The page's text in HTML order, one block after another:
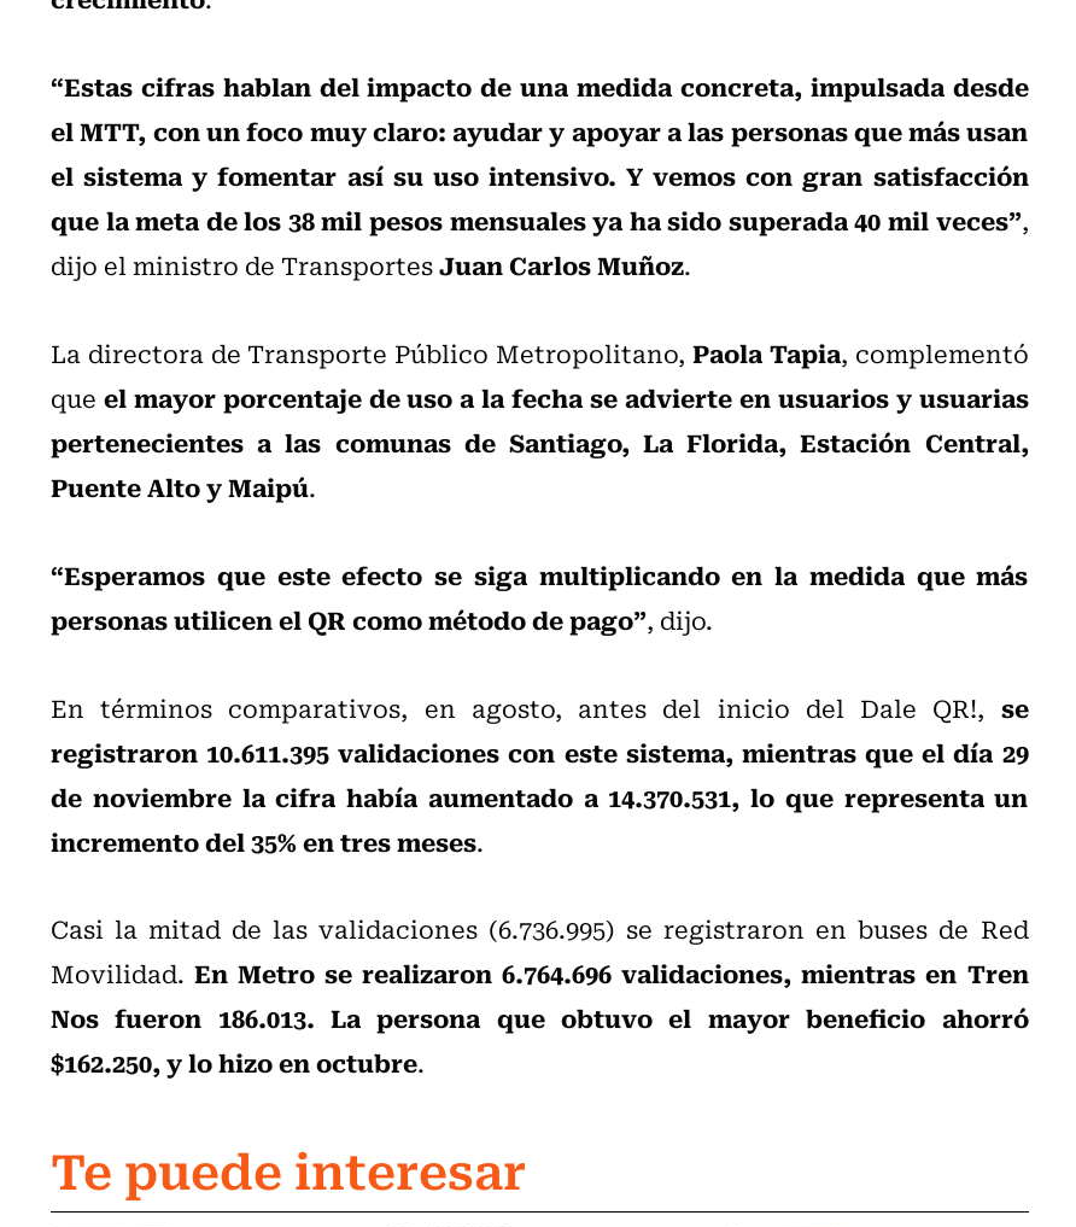
“Estas cifras hablan del impacto de una medida concreta, impulsada desde
el MTT, con un foco muy claro: ayudar y apoyar a las personas que más usan
el sistema y fomentar así su uso intensivo. Y vemos con gran satisfacción
que la meta de los 38 mil pesos mensuales ya ha sido superada 40 mil veces”,
dijo el ministro de TransportesJuan Carlos Muñoz.
La directora de Transporte Público Metropolitano, Paola Tapia, complementó
que el mayor porcentaje de uso a la fecha se advierte en usuarios y usuarias
pertenecientes a las comunas de Santiago, La Florida, Estación Central,
Puente Alto y Maipú.
“Esperamos que este efecto se siga multiplicando en la medida que más
personas utilicen el QR como método de pago”, dijo.
En términos comparativos, en agosto, antes del inicio del Dale QR!, se
registraron 10.611.395 validaciones con este sistema, mientras que el día 29
de noviembre la cifra había aumentado a 14.370.531, lo que representa un
incremento del 35% en tres meses.
Casi la mitad de las validaciones (6.736.995) se registraron en buses de Red
Movilidad.En Metro se realizaron 6.764.696 validaciones, mientras en Tren
Nos fueron 186.013. La persona que obtuvo el mayor beneficio ahorró
$162.250, y lo hizo en octubre.
Te puede interesar